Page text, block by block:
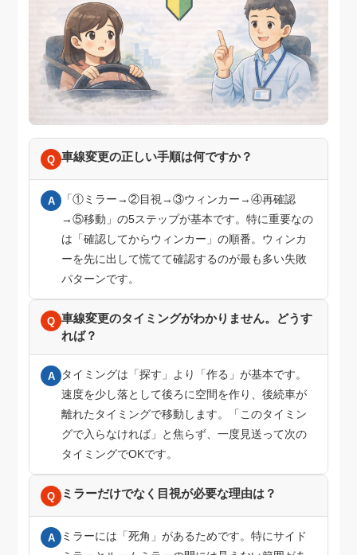
Q 車線変更の正しい手順は何ですか？
A
「①ミラー→②目視→③ウィンカー→④再確認
→⑤移動」の5ステップが基本です。特に重要なの
は「確認してからウィンカー」の順番。ウィンカ
ーを先に出して慌てて確認するのが最も多い失敗
パターンです。
Q 車線変更のタイミングがわかりません。どうす
れば？
A
タイミングは「探す」より「作る」が基本です。
速度を少し落として後ろに空間を作り、後続車が
離れたタイミングで移動します。「このタイミン
グで入らなければ」と焦らず、一度見送って次の
タイミングでOKです。
Q ミラーだけでなく目視が必要な理由は？
A
ミラーには「死角」があるためです。特にサイド